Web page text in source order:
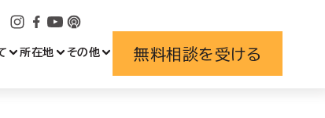
所在地 その他 無料相談を受ける